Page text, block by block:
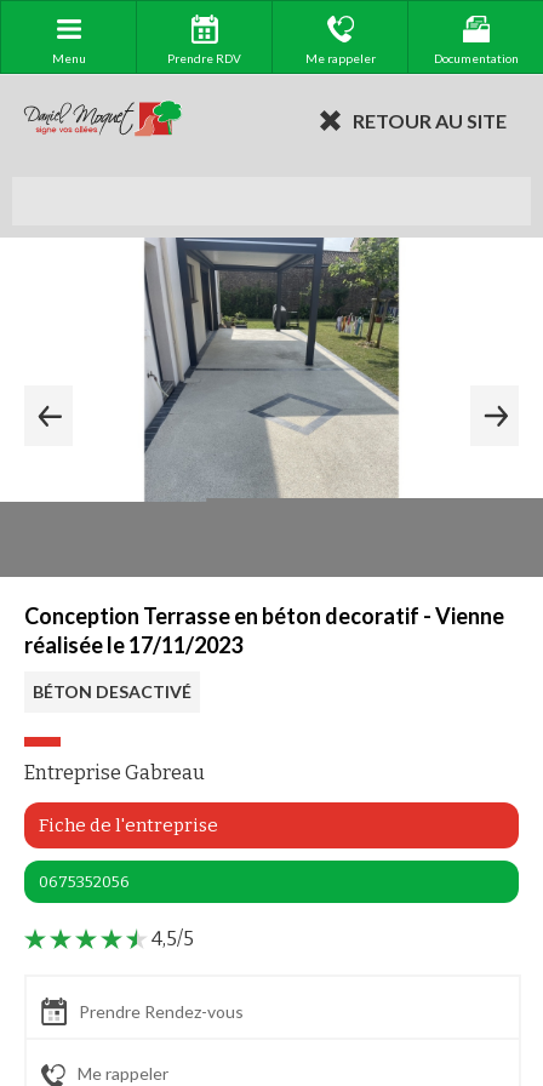
Menu Prendre RDV Me rappeler Documentation
RETOUR AU SITE
Conception Terrasse en béton decoratif - Vienne
réalisée le 17/11/2023
BÉTON DESACTIVÉ
Entreprise Gabreau
Fiche de l'entreprise
0675352056
4,5/5
Prendre Rendez-vous
Me rappeler